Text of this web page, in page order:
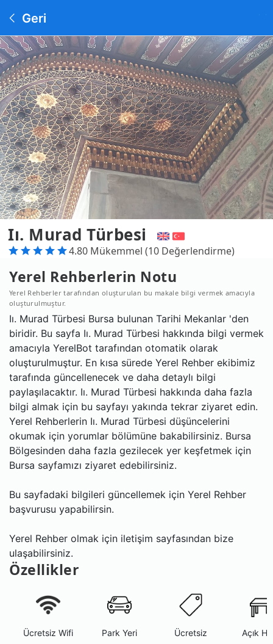
Geri
Iı. Murad Türbesi
4.80 Mükemmel (10 Değerlendirme)
Yerel Rehberlerin Notu
Yerel Rehberler tarafından oluşturulan bu makale bilgi vermek amacıyla
oluşturulmuştur.
Iı. Murad Türbesi Bursa bulunan Tarihi Mekanlar 'den
biridir. Bu sayfa Iı. Murad Türbesi hakkında bilgi vermek
amacıyla YerelBot tarafından otomatik olarak
oluşturulmuştur. En kısa sürede Yerel Rehber ekibimiz
tarafında güncellenecek ve daha detaylı bilgi
paylaşılacaktır. Iı. Murad Türbesi hakkında daha fazla
bilgi almak için bu sayfayı yakında tekrar ziyaret edin.
Yerel Rehberlerin Iı. Murad Türbesi düşüncelerini
okumak için yorumlar bölümüne bakabilirsiniz. Bursa
Bölgesinden daha fazla gezilecek yer keşfetmek için
Bursa sayfamızı ziyaret edebilirsiniz.
Bu sayfadaki bilgileri güncellemek için Yerel Rehber
başvurusu yapabilirsin.
Yerel Rehber olmak için iletişim sayfasından bize
ulaşabilirsiniz.
Özellikler
Ücretsiz Wifi Park Yeri Ücretsiz Açık